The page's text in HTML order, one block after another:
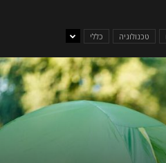
טכנולוגיה כללי